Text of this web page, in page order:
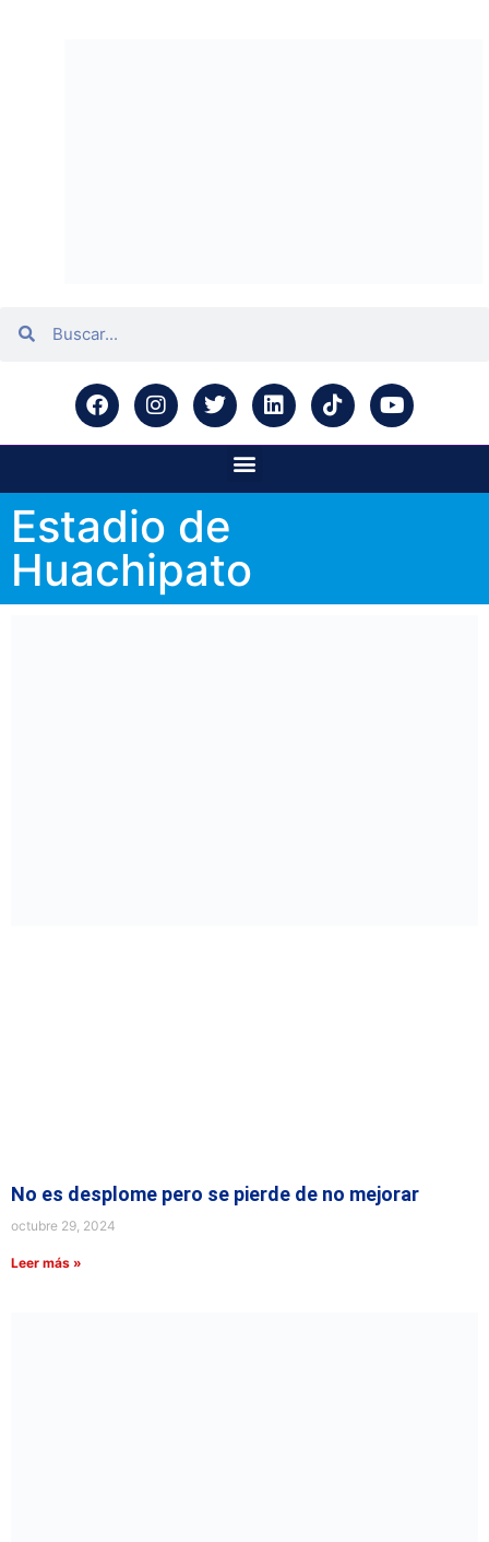
Estadio de
Huachipato
No es desplome pero se pierde de no mejorar
octubre 29, 2024
Leer más »